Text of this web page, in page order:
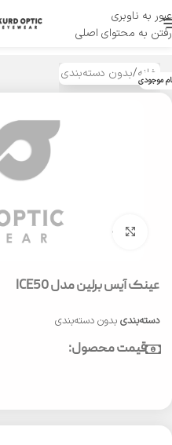
عبور به ناوبری
رفتن به محتوای اصلی
منو
خانه/بدون دسته‌بندی موجودی
بزرگنمایی تصویر
عینک آیس برلین مدل ICE50
دسته‌بندی بدون دسته‌بندی
قیمت محصول: